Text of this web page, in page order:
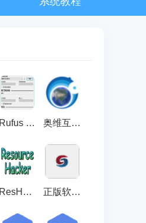
Rufus 官方版 v4.15 奥维互动地图浏览器 v10.6.5
ResHacker 正式版v5.2.4.386 正版软件检查工具 正式版 v2.2